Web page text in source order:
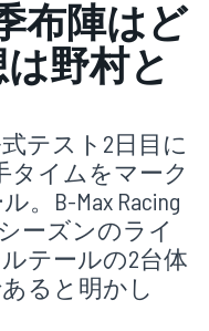
布陣はど
野村と
テスト2日目に
タイムをマーク
。B-Max Racing
ーズンのライ
テールの2台体
ると明かし